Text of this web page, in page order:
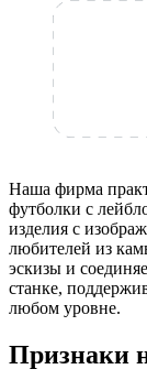
Наша фирма
футболки с
изделия с
любителей из
эскизы и
станке,
любом уровне.
Признаки